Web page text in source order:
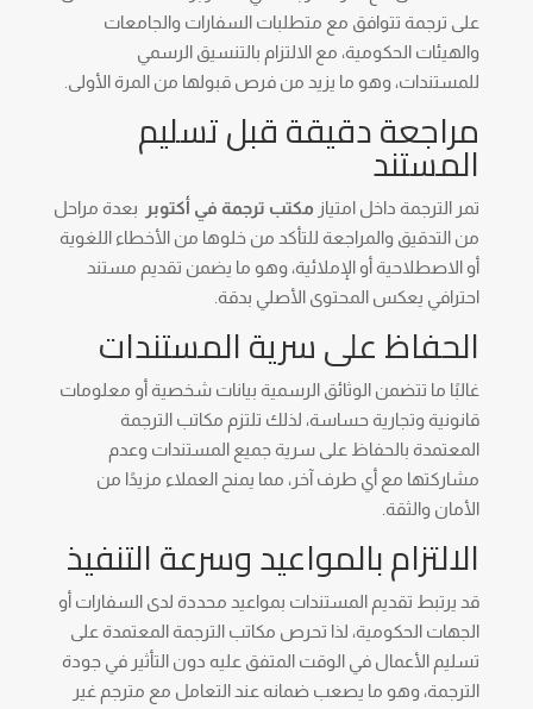
على ترجمة تتوافق مع متطلبات السفارات والجامعات
والهيئات الحكومية، مع الالتزام بالتنسيق الرسمي
للمستندات، وهو ما يزيد من فرص قبولها من المرة الأولى.
مراجعة دقيقة قبل تسليم
المستند
تمر الترجمة داخل امتياز مكتب ترجمة في أكتوبر بعدة مراحل
من التدقيق والمراجعة للتأكد من خلوها من الأخطاء اللغوية
أو الاصطلاحية أو الإملائية، وهو ما يضمن تقديم مستند
احترافي يعكس المحتوى الأصلي بدقة.
الحفاظ على سرية المستندات
غالبًا ما تتضمن الوثائق الرسمية بيانات شخصية أو معلومات
قانونية وتجارية حساسة، لذلك تلتزم مكاتب الترجمة
المعتمدة بالحفاظ على سرية جميع المستندات وعدم
مشاركتها مع أي طرف آخر، مما يمنح العملاء مزيدًا من
الأمان والثقة.
الالتزام بالمواعيد وسرعة التنفيذ
قد يرتبط تقديم المستندات بمواعيد محددة لدى السفارات أو
الجهات الحكومية، لذا تحرص مكاتب الترجمة المعتمدة على
تسليم الأعمال في الوقت المتفق عليه دون التأثير في جودة
الترجمة، وهو ما يصعب ضمانه عند التعامل مع مترجم غير